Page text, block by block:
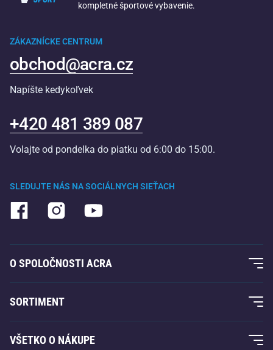
kompletné športové vybavenie.
SLEDUJTE NÁS NA SOCIÁLNYCH SIEŤACH
ZÁKAZNÍCKE CENTRUM
obchod@acra.cz
Napíšte kedykoľvek
+420 481 389 087
Volajte od pondelka do piatku od 6:00 do 15:00.
O SPOLOČNOSTI ACRA
O nás
Záruka Acra
Kontakty
SORTIMENT
Fitness a posilovanie
VŠETKO O NÁKUPE